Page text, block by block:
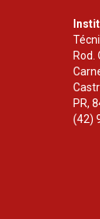
Rod.
PR,
(42)